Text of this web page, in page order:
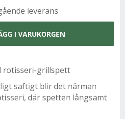
leverans
I VARUKORGEN
rotisseri-grillspett
saftigt blir det närman
där spetten långsamt